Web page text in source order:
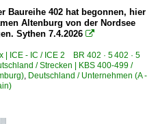
·MH·
Baureihe 402 hat begonnen, hier
Altenburg von der Nordsee
Sythen 7.4.2026 
| ICE - IC / ICE 2 BR 402 · 5 402 · 5
/ Strecken | KBS 400-499 /
, Deutschland / Unternehmen (A -